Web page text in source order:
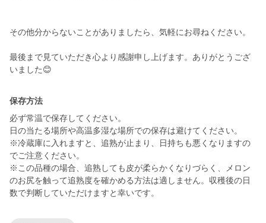
その他分からないことがありましたら、気軽にお尋ねください。
最後まで見ていただき心より感謝申し上げます。ありがとうござ
いました😊
保存方法
必ず常温で保存してください。
日の当たる場所や高温多湿な場所での保存は避けてください。
※冷蔵庫に入れますと、追熟が止まり、日持ちも悪くなりますの
でご注意ください。
※この品種の場合、追熟しても皮が柔らかくなりづらく、メロン
のお尻を触って追熟度を確かめる方法は適しません。収穫後の日
数で判断していただけますと幸いです。